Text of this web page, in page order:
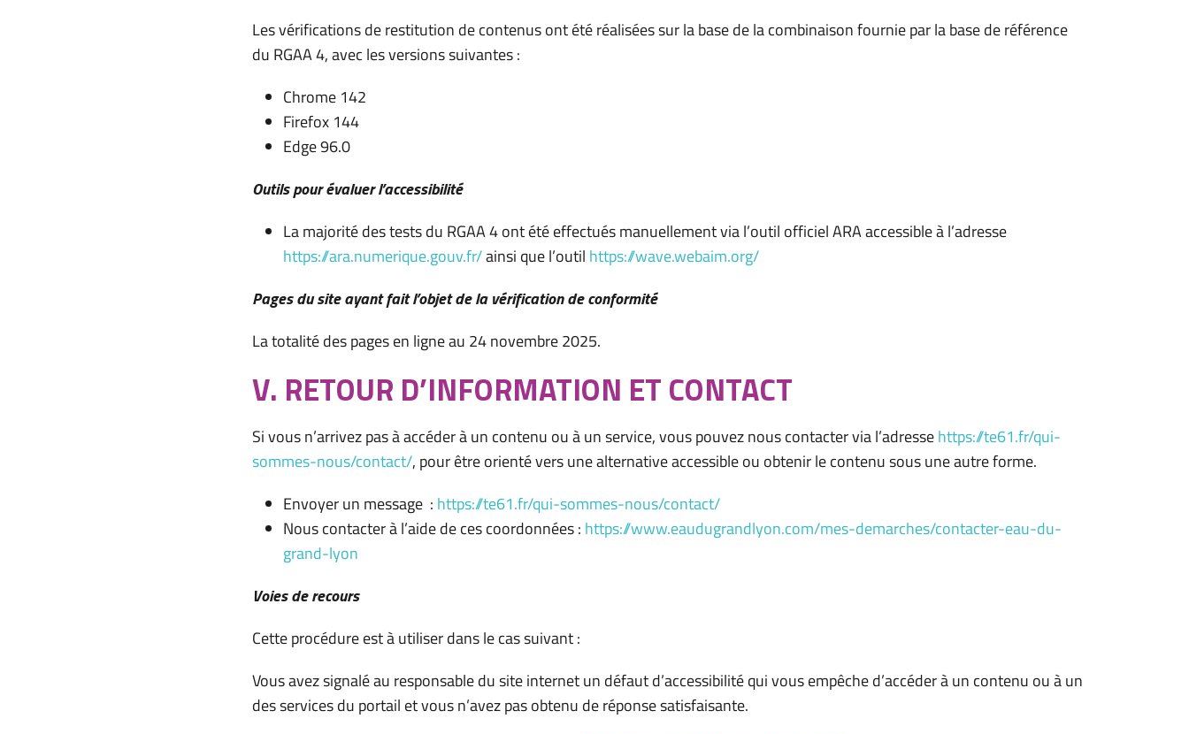
Les vérifications de restitution de contenus ont été réalisées sur la base de la combinaison fournie par la base de référence
du RGAA 4, avec les versions suivantes :
Chrome 142
Firefox 144
Edge 96.0
Outils pour évaluer l’accessibilité
La majorité des tests du RGAA 4 ont été effectués manuellement via l’outil officiel ARA accessible à l’adresse
https://ara.numerique.gouv.fr/ainsi que l’outil https://wave.webaim.org/
Pages du site ayant fait l’objet de la vérification de conformité
La totalité des pages en ligne au 24 novembre 2025.
V. RETOUR D’INFORMATION ET CONTACT
Si vous n’arrivez pas à accéder à un contenu ou à un service, vous pouvez nous contacter via l’adressehttps://te61.fr/qui-
sommes-nous/contact/, pour être orienté vers une alternative accessible ou obtenir le contenu sous une autre forme.
Envoyer un message : https://te61.fr/qui-sommes-nous/contact/
Nous contacter à l’aide de ces coordonnées : https://www.eaudugrandlyon.com/mes-demarches/contacter-eau-du-
grand-lyon
Voies de recours
Cette procédure est à utiliser dans le cas suivant :
Vous avez signalé au responsable du site internet un défaut d’accessibilité qui vous empêche d’accéder à un contenu ou à un
des services du portail et vous n’avez pas obtenu de réponse satisfaisante.